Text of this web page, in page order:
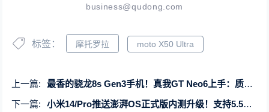
business@qudong.com
标签： 摩托罗拉 moto X50 Ultra
上一篇:
最香的骁龙8s Gen3手机！真我GT Neo6上手：质价比拉满
下一篇:
小米14/Pro推送澎湃OS正式版内测升级！支持5.5G网络 比5G更快